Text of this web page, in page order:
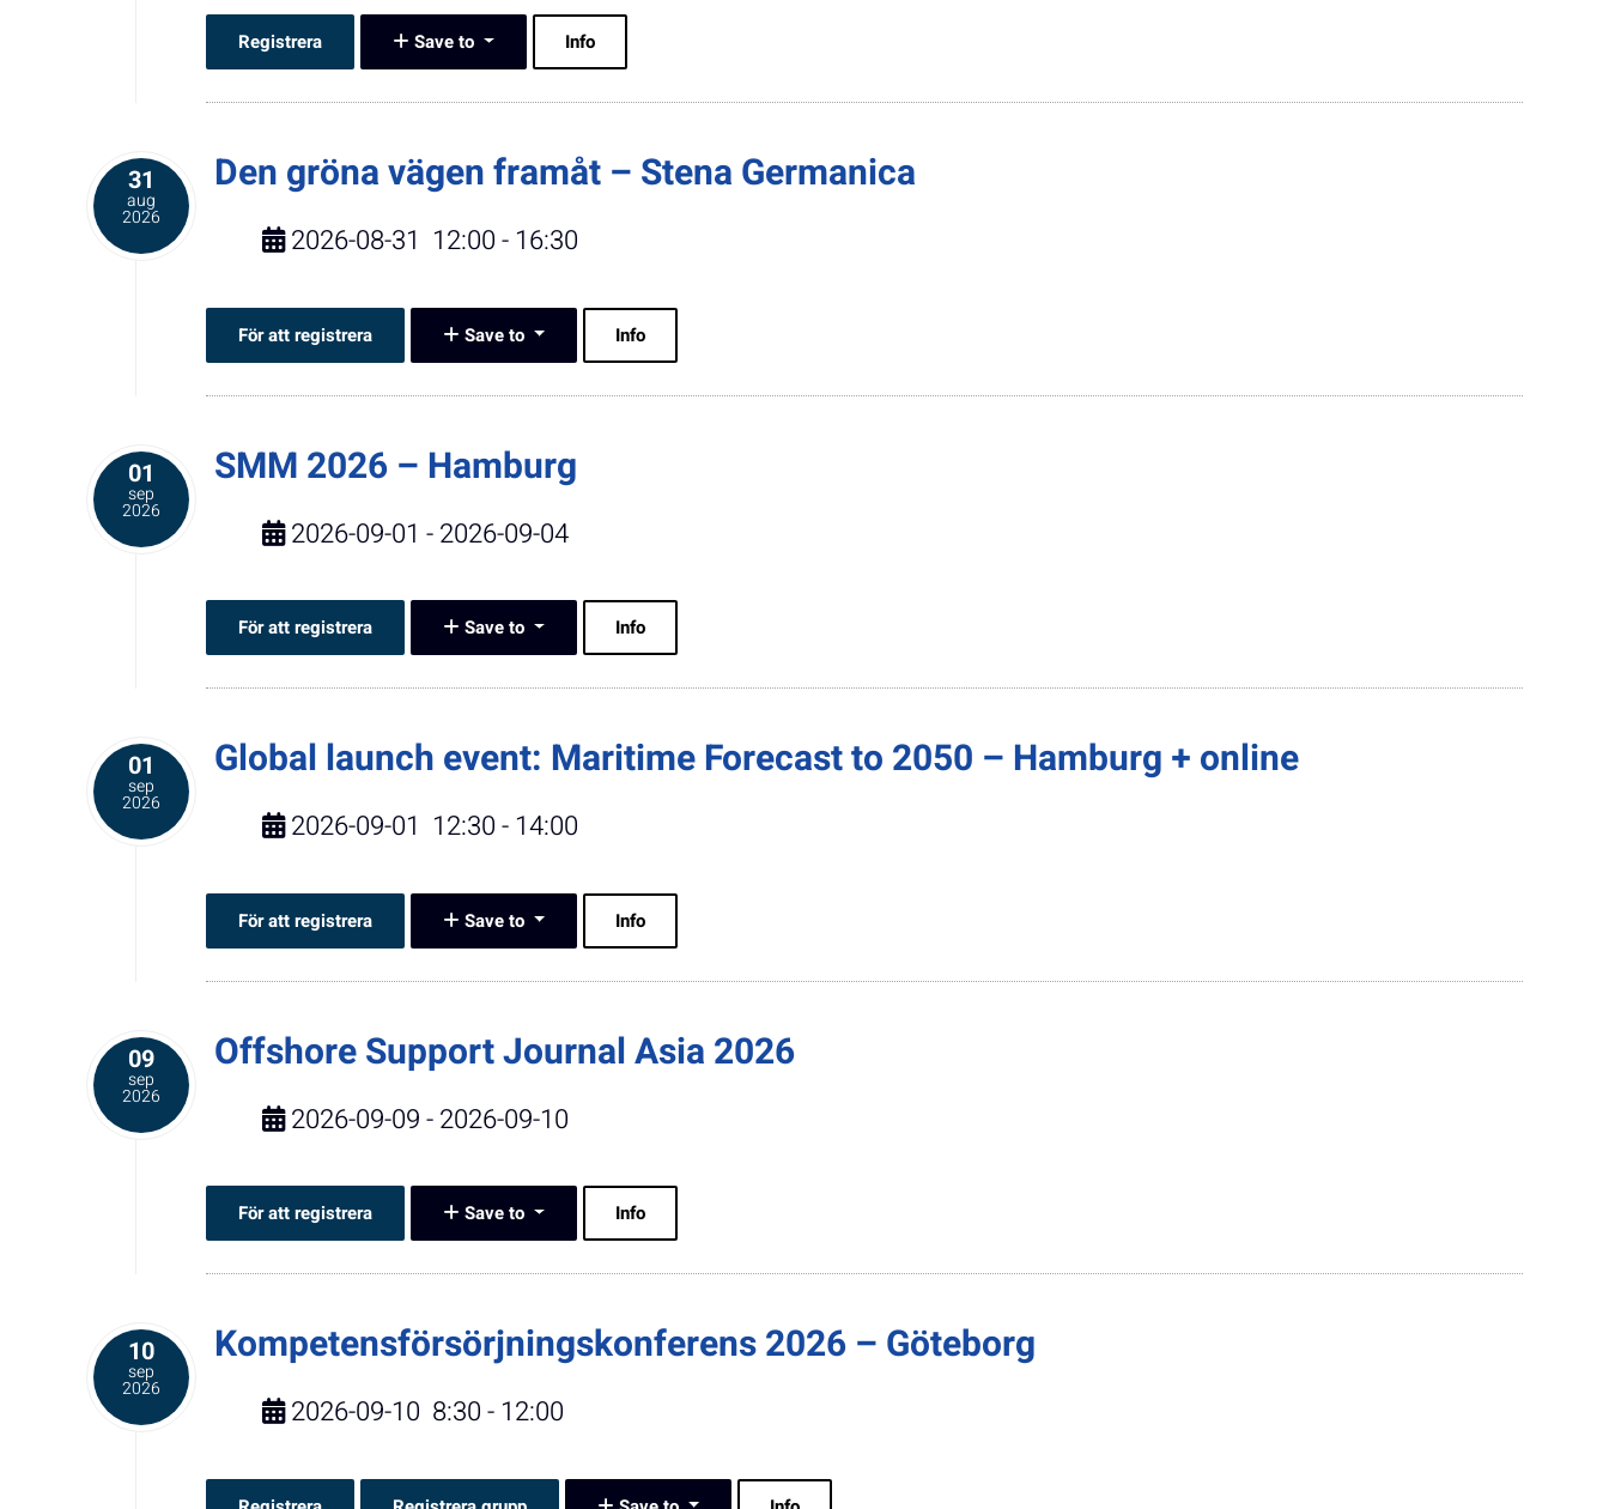
Registrera Save to Info
31
aug
2026
Den gröna vägen framåt – Stena Germanica
2026-08-31 12:00- 16:30
För att registrera Save to Info
01
sep
2026
SMM 2026 – Hamburg
2026-09-01 - 2026-09-04
För att registrera Save to Info
01
sep
2026
Global launch event: Maritime Forecast to 2050 – Hamburg + online
2026-09-01 12:30- 14:00
För att registrera Save to Info
09
sep
2026
Offshore Support Journal Asia 2026
2026-09-09 - 2026-09-10
För att registrera Save to Info
10
sep
2026
Kompetensförsörjningskonferens 2026 – Göteborg
2026-09-10 8:30- 12:00